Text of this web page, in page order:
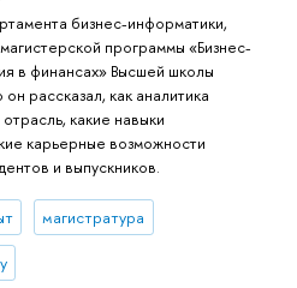
бизнес-информатики,
программы «Бизнес-
в финансах» Высшей школы
рассказал, как аналитика
какие навыки
карьерные возможности
и выпускников.
магистратура